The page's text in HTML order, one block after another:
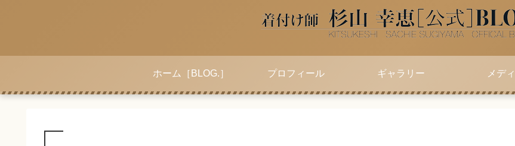
ホーム［BLOG.］ プロフィール ギャラリー メデ